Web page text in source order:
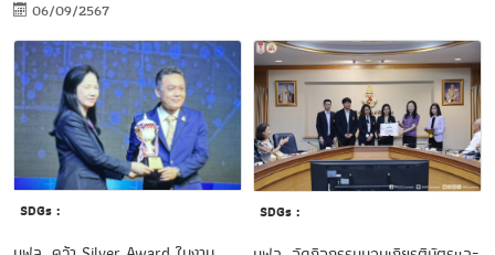
06/09/2567
SDGs : SDGs :